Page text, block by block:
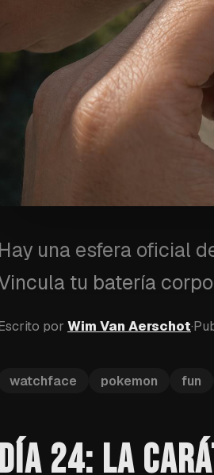
Hay una esfera oficial
tu batería
por Wim Van Aerschot·
watchface pokemon fun
DÍA 24: LA